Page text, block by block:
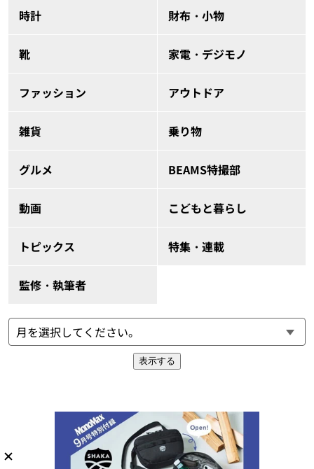
時計 財布・小物
靴 家電・デジモノ
ファッション アウトドア
雑貨 乗り物
グルメ BEAMS特撮部
動画 こどもと暮らし
トピックス 特集・連載
監修・執筆者
表示する